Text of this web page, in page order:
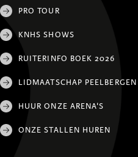
PRO TOUR
KNHS SHOWS
RUITERINFO BOEK 2026
LIDMAATSCHAP PEELBERGEN
HUUR ONZE ARENA'S
ONZE STALLEN HUREN